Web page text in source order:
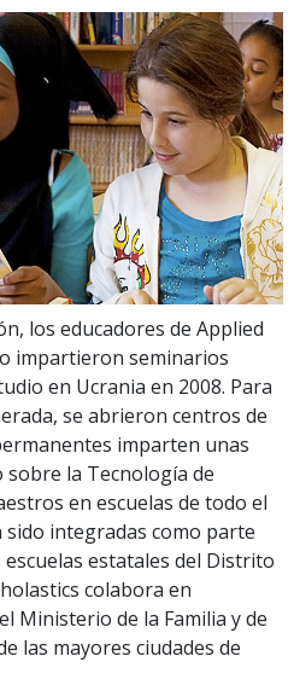
los educadores de Applied
impartieron seminarios
en Ucrania en 2008. Para
se abrieron centros de
imparten unas
sobre la Tecnología de
en escuelas de todo el
sido integradas como parte
estatales del Distrito
colabora en
Ministerio de la Familia y de
las mayores ciudades de